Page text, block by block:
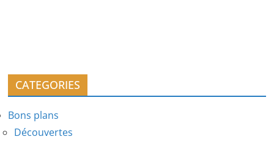
CATEGORIES
Bons plans
Découvertes